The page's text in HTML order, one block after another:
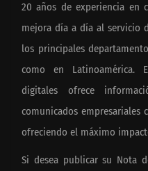
20 años de experiencia en
mejora día a día al servicio
los principales
como en Latinoamérica.
digitales ofrece
comunicados empresariales
ofreciendo el máximo
Si desea publicar su Nota